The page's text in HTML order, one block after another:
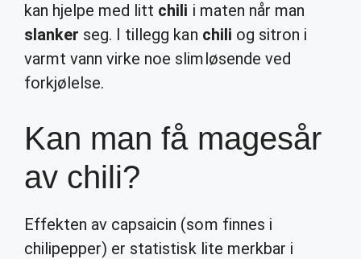
kan hjelpe med litt chili i maten når man
slanker seg. I tillegg kan chili og sitron i
varmt vann virke noe slimløsende ved
forkjølelse.
Kan man få magesår
av chili?
Effekten av capsaicin (som finnes i
chilipepper) er statistisk lite merkbar i